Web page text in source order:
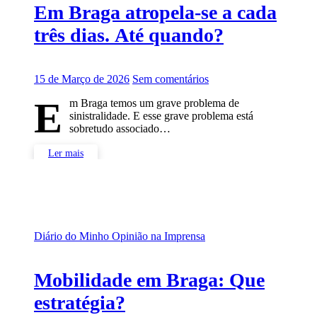
Em Braga atropela-se a cada
três dias. Até quando?
15 de Março de 2026 Sem comentários
E
m Braga temos um grave problema de
sinistralidade. E esse grave problema está
sobretudo associado…
Ler mais
Diário do Minho Opinião na Imprensa
Mobilidade em Braga: Que
estratégia?